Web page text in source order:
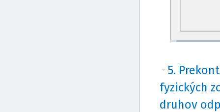
5.
fyzických
druhov